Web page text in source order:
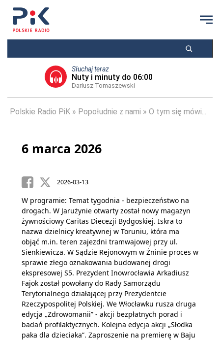
Słuchaj teraz
Nuty i minuty do 06:00
Dariusz Tomaszewski
Polskie Radio PiK Popołudnie z nami O tym się mówi...
6 marca 2026
2026-03-13
W programie: Temat tygodnia - bezpieczeństwo na
drogach. W Jarużynie otwarty został nowy magazyn
żywnościowy Caritas Diecezji Bydgoskiej. Iskra to
nazwa dzielnicy kreatywnej w Toruniu, która ma
objąć m.in. teren zajezdni tramwajowej przy ul.
Sienkiewicza. W Sądzie Rejonowym w Żninie proces w
sprawie złego oznakowania budowanej drogi
ekspresowej S5. Prezydent Inowrocławia Arkadiusz
Fajok został powołany do Rady Samorządu
Terytorialnego działającej przy Prezydentcie
Rzeczypospolitej Polskiej. We Włocławku rusza druga
edycja „Zdrowomanii” - akcji bezpłatnych porad i
badań profilaktycznych. Kolejna edycja akcji „Słodka
paka dla dzieciaka”. Zaproszenie na premierę w Baju